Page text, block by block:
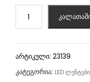
არტიკული: 23139
კატეგორია: LED ლენტები